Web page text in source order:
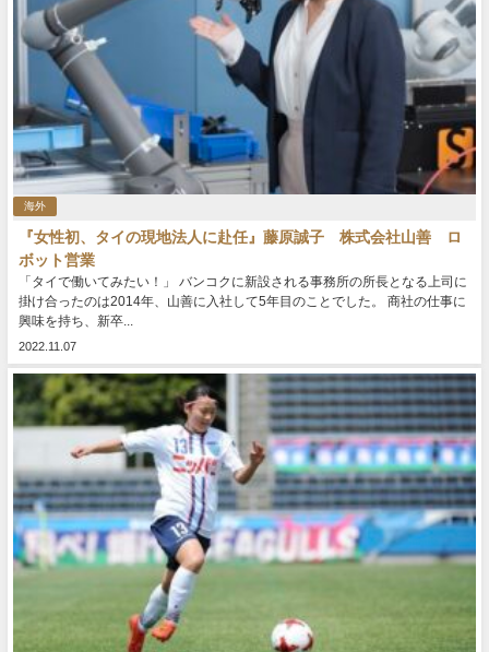
海外
『女性初、タイの現地法人に赴任』藤原誠子 株式会社山善 ロ
ボット営業
「タイで働いてみたい！」 バンコクに新設される事務所の所長となる上司に
掛け合ったのは2014年、山善に入社して5年目のことでした。 商社の仕事に
興味を持ち、新卒...
2022.11.07